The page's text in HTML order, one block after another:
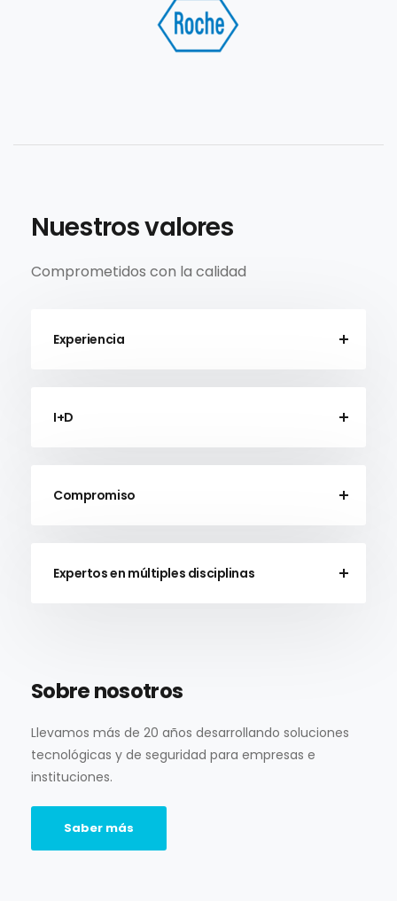
Nuestros valores
Comprometidos con la calidad
Experiencia
I+D
Compromiso
Expertos en múltiples disciplinas
Sobre nosotros
Llevamos más de 20 años desarrollando soluciones
tecnológicas y de seguridad para empresas e
instituciones.
Saber más